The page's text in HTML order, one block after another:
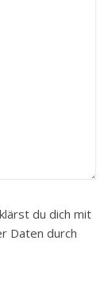
du dich mit
Daten durch